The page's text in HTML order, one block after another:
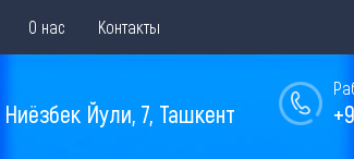
О нас Контакты
Йули, 7, Ташкент